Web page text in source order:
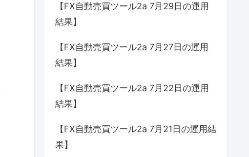
【FX自動売買ツール2a 7月29日の運用
結果】
【FX自動売買ツール2a 7月27日の運用
結果】
【FX自動売買ツール2a 7月22日の運用
結果】
【FX自動売買ツール2a 7月21日の運用結
果】